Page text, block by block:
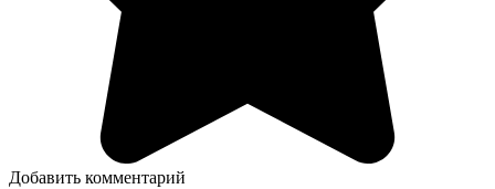
Добавить комментарий